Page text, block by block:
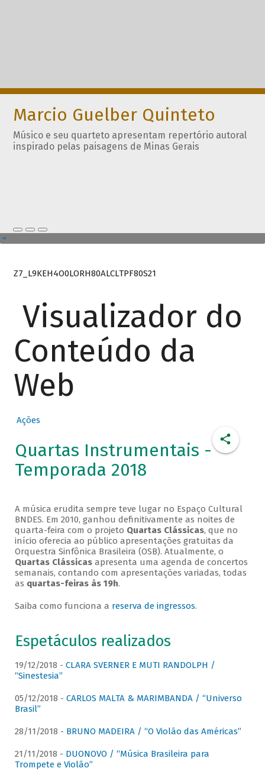
Marcio Guelber Quinteto
Músico e seu quarteto apresentam repertório autoral
inspirado pelas paisagens de Minas Gerais
Z7_L9KEH4O0LORH80ALCLTPF80S21
Visualizador do
Conteúdo da
Web
Ações
Quartas Instrumentais -
Temporada 2018
A música erudita sempre teve lugar no Espaço Cultural
BNDES. Em 2010, ganhou definitivamente as noites de
quarta-feira com o projeto Quartas Clássicas, que no
início oferecia ao público apresentações gratuitas da
Orquestra Sinfônica Brasileira (OSB). Atualmente, o
Quartas Clássicasapresenta uma agenda de concertos
semanais, contando com apresentações variadas, todas
as quartas-feiras às 19h.
Saiba como funciona a reserva de ingressos.
Espetáculos realizados
19/12/2018 - CLARA SVERNER E MUTI RANDOLPH /
“Sinestesia”
05/12/2018 - CARLOS MALTA & MARIMBANDA / “Universo
Brasil”
28/11/2018 - BRUNO MADEIRA / “O Violão das Américas”
21/11/2018 - DUONOVO / “Música Brasileira para
Trompete e Violão”